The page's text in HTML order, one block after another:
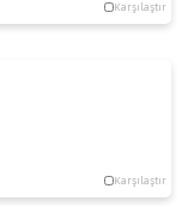
Karşılaştır
Karşılaştır